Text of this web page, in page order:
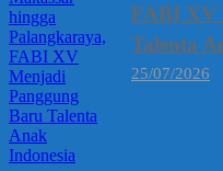
FABI XV
Talenta
25/07/2026